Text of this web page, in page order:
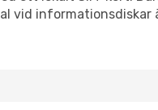
vid